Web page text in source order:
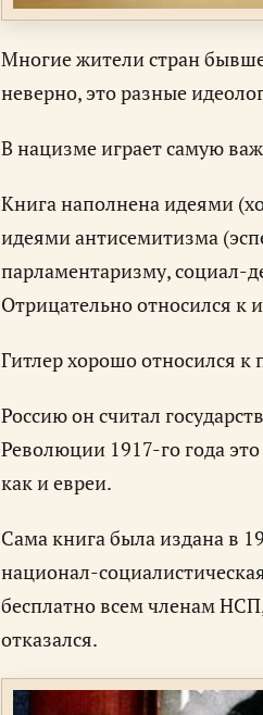
Многие жители стран
неверно, это разные
В нацизме играет самую
Книга наполнена идеями
идеями антисемитизма
парламентаризму, социал-
Отрицательно относился к
Гитлер хорошо относился к
Россию он считал
Революции 1917-го года
как и евреи.
Сама книга была издана в
национал-
бесплатно всем членам
отказался.